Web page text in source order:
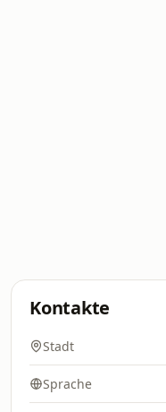
Kontakte
Stadt
Sprache